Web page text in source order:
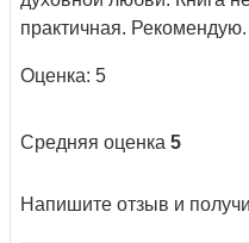
практичная. Рекомендую.
Оценка: 5
Средняя оценка 5
Напишите отзыв и